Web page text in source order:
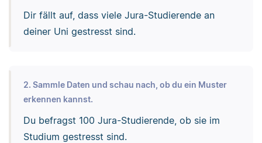
Dir fällt auf, dass viele Jura-Studierende an
deiner Uni gestresst sind.
2. Sammle Daten und schau nach, ob du ein Muster
erkennen kannst.
Du befragst 100 Jura-Studierende, ob sie im
Studium gestresst sind.